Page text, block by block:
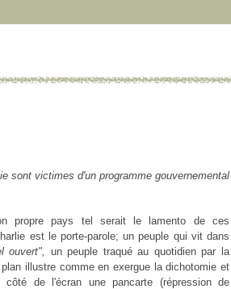
sont victimes d'un programme gouvernemental
propre pays tel serait le lamento de ces
est le porte-parole; un peuple qui vit dans
ouvert", un peuple traqué au quotidien par la
illustre comme en exergue la dichotomie et
côté de l'écran une pancarte (répression de